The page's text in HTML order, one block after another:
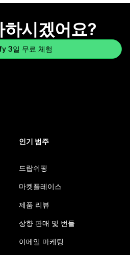
하시겠어요?
3일 무료 체험
인기 범주
드랍쉬핑
마켓플레이스
제품 리뷰
상향 판매 및 번들
이메일 마케팅